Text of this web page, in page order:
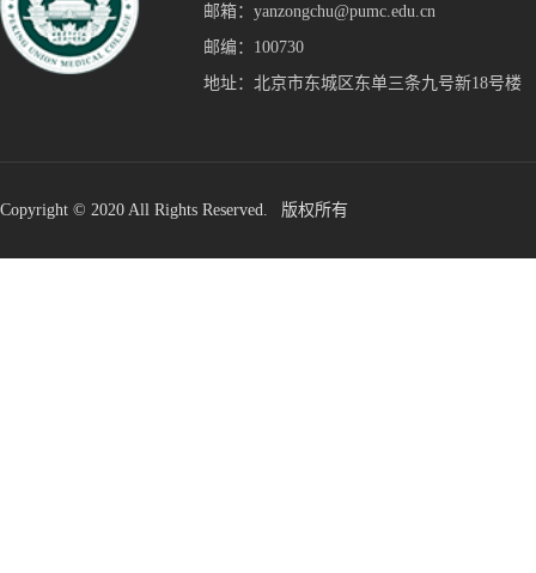
邮箱：yanzongchu@pumc.edu.cn
邮编：100730
地址：北京市东城区东单三条九号新18号楼
Copyright © 2020 All Rights Reserved. 版权所有